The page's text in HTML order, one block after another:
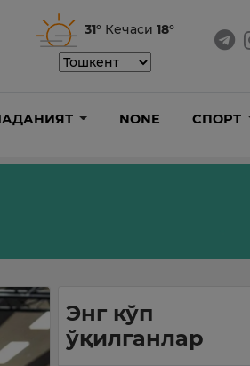
31° Кечаси 18°
NONE СПОРТ
Энг кўп
ўқилганлар